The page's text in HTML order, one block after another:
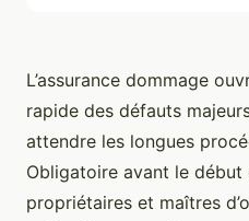
L’assurance dommage
rapide des défauts
attendre les longues
Obligatoire avant le
propriétaires et maîtres